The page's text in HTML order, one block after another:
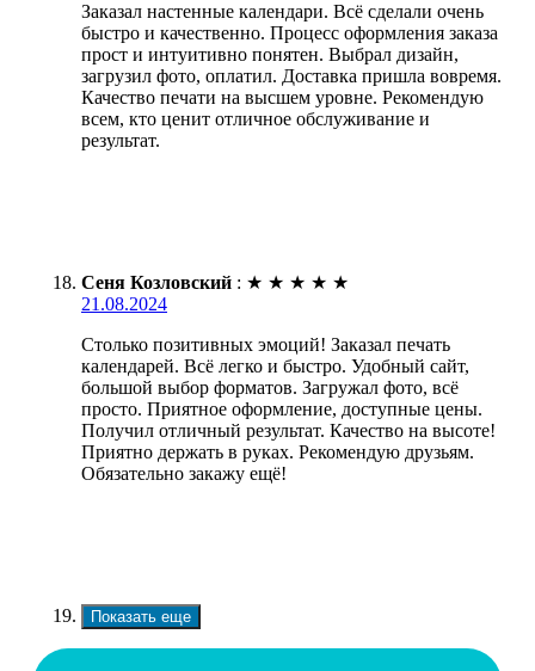
Заказал настенные календари. Всё сделали очень
быстро и качественно. Процесс оформления заказа
прост и интуитивно понятен. Выбрал дизайн,
загрузил фото, оплатил. Доставка пришла вовремя.
Качество печати на высшем уровне. Рекомендую
всем, кто ценит отличное обслуживание и
результат.
Сеня Козловский : ★ ★ ★ ★ ★
21.08.2024
Столько позитивных эмоций! Заказал печать
календарей. Всё легко и быстро. Удобный сайт,
большой выбор форматов. Загружал фото, всё
просто. Приятное оформление, доступные цены.
Получил отличный результат. Качество на высоте!
Приятно держать в руках. Рекомендую друзьям.
Обязательно закажу ещё!
Показать еще